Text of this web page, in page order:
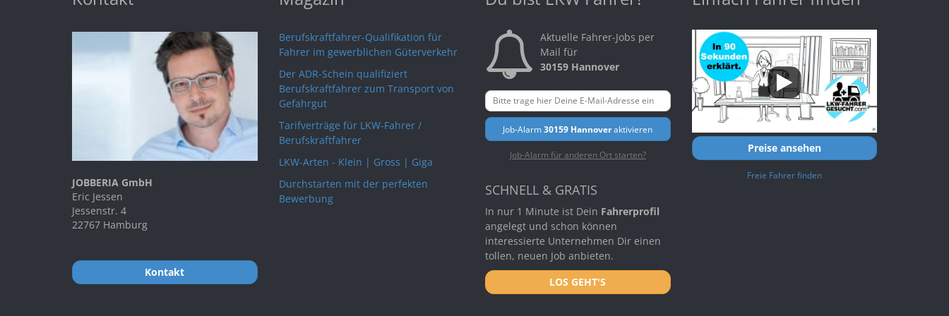
JOBBERIA GmbH
Eric Jessen
Jessenstr. 4
22767 Hamburg
Kontakt
Berufskraftfahrer-Qualifikation für
Fahrer im gewerblichen Güterverkehr
Der ADR-Schein qualifiziert
Berufskraftfahrer zum Transport von
Gefahrgut
Tarifverträge für LKW-Fahrer /
Berufskraftfahrer
LKW-Arten - Klein | Gross | Giga
Durchstarten mit der perfekten
Bewerbung
Aktuelle Fahrer-Jobs per
Mail für
30159 Hannover
Job-Alarm30159 Hannoveraktivieren
Job-Alarm für anderen Ort starten?
SCHNELL & GRATIS
In nur 1 Minute ist Dein Fahrerprofil
angelegt und schon können
interessierte Unternehmen Dir einen
tollen, neuen Job anbieten.
LOS GEHT'S
Preise ansehen
Freie Fahrer finden